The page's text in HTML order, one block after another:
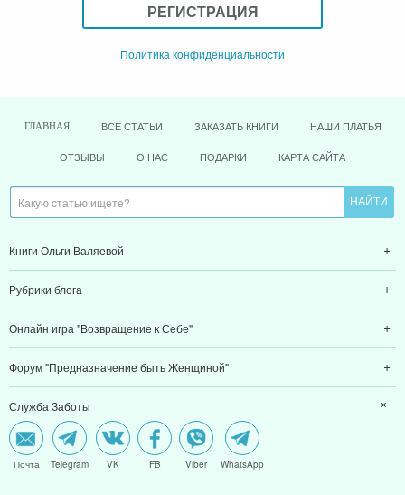
РЕГИСТРАЦИЯ
Политика конфиденциальности
ГЛАВНАЯ ВСЕ СТАТЬИ ЗАКАЗАТЬ КНИГИ НАШИ ПЛАТЬЯ
ОТЗЫВЫ О НАС ПОДАРКИ КАРТА САЙТА
Книги Ольги Валяевой
Рубрики блога
Онлайн игра "Возвращение к Себе"
Форум "Предназначение быть Женщиной"
Служба Заботы
Почта Telegram VK FB Viber WhatsApp